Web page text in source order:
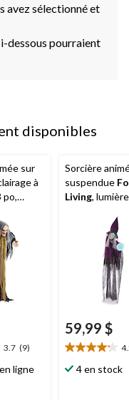
avez sélectionné et
dessous pourraient
disponibles
sur
à
po,
son et
3.7 (9)
ligne
Sorcière
suspendue
Living,
intérieure/
activée par le
la lumière pour
l'Halloween
59,99 $
4.2
étoile(s)
4 en stock